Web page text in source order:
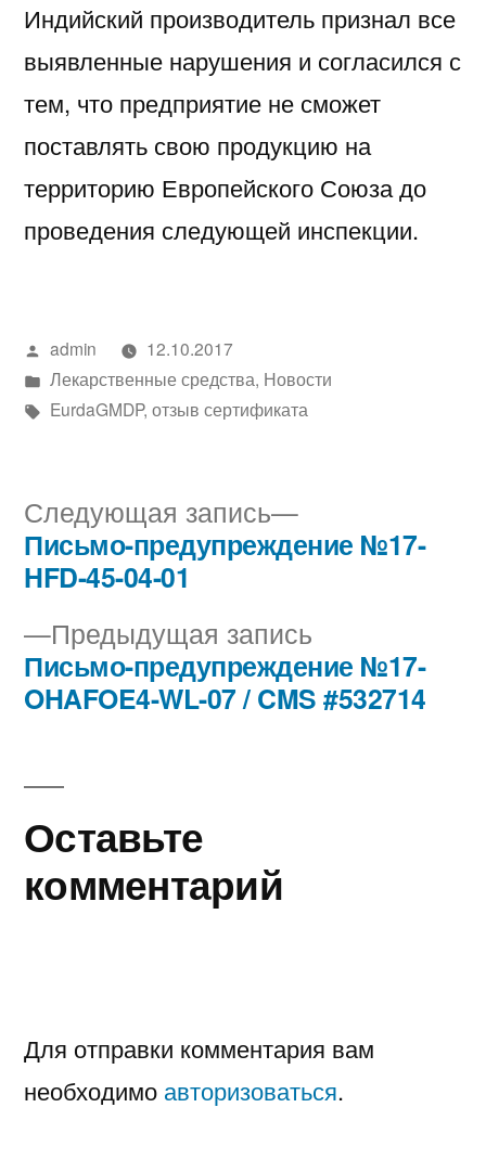
Индийский производитель признал все
выявленные нарушения и согласился с
тем, что предприятие не сможет
поставлять свою продукцию на
территорию Европейского Союза до
проведения следующей инспекции.
Написано
автором
admin
12.10.2017
Написано
в
Лекарственные средства, Новости
Метки:
EurdaGMDP, отзыв сертификата
Навигация
записям
Предыдущая запись
запись:
Письмо-предупреждение №17-
OHAFOE4-WL-07 / CMS #532714
Следующая запись
Следующая
запись:
Письмо-предупреждение №17-
HFD-45-04-01
Оставьте
комментарий
Для отправки комментария вам
необходимо авторизоваться.